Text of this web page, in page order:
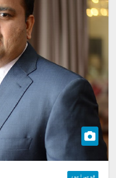
قومی امور